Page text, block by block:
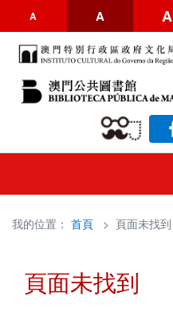
A A A
我的位置： 首頁 > 頁面未找到
頁面未找到